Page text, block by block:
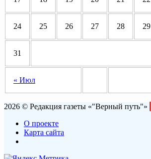
« Июл
24 25 26 27 28 29
31
2026 © Редакция газеты «"Верный путь"»
О проекте
Карта сайта